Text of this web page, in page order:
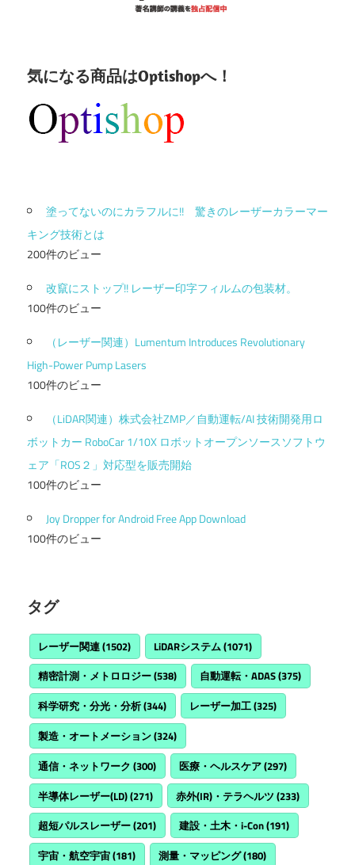
気になる商品はOptishopへ！
塗ってないのにカラフルに!! 驚きのレーザーカラーマー
キング技術とは
200件のビュー
改竄にストップ!! レーザー印字フィルムの包装材。
100件のビュー
（レーザー関連）Lumentum Introduces Revolutionary
High-Power Pump Lasers
100件のビュー
（LiDAR関連）株式会社ZMP／自動運転/AI 技術開発用ロ
ボットカー RoboCar 1/10X ロボットオープンソースソフトウ
ェア「ROS２」対応型を販売開始
100件のビュー
Joy Dropper for Android Free App Download
100件のビュー
タグ
レーザー関連(1502) LiDARシステム(1071)
精密計測・メトロロジー(538) 自動運転・ADAS(375)
科学研究・分光・分析(344) レーザー加工(325)
製造・オートメーション(324)
通信・ネットワーク (300) 医療・ヘルスケア(297)
半導体レーザー(LD)(271) 赤外(IR)・テラヘルツ (233)
超短パルスレーザー(201) 建設・土木・i-Con(191)
宇宙・航空宇宙(181) 測量・マッピング(180)